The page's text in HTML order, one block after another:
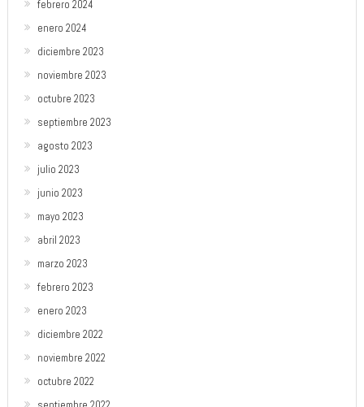
febrero 2024
enero 2024
diciembre 2023
noviembre 2023
octubre 2023
septiembre 2023
agosto 2023
julio 2023
junio 2023
mayo 2023
abril 2023
marzo 2023
febrero 2023
enero 2023
diciembre 2022
noviembre 2022
octubre 2022